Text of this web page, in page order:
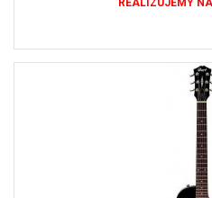
REALIZUJEMY